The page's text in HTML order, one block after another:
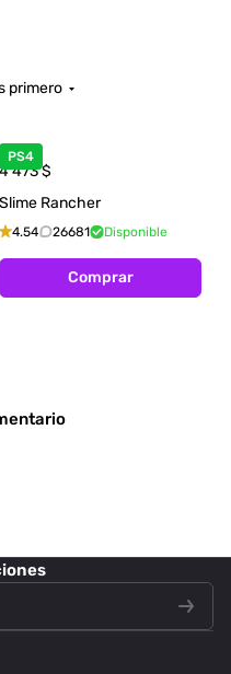
primero
PS4
4 473$
Slime Rancher
4.54 26681 Disponible
Comprar